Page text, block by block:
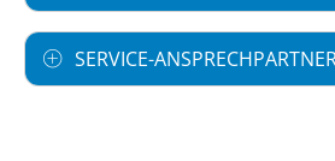
SERVICE-